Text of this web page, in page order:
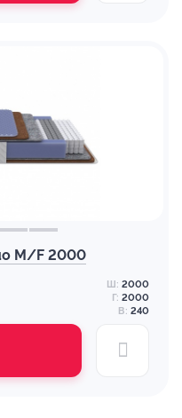
M/F 2000
Ш: 2000
Г: 2000
В: 240